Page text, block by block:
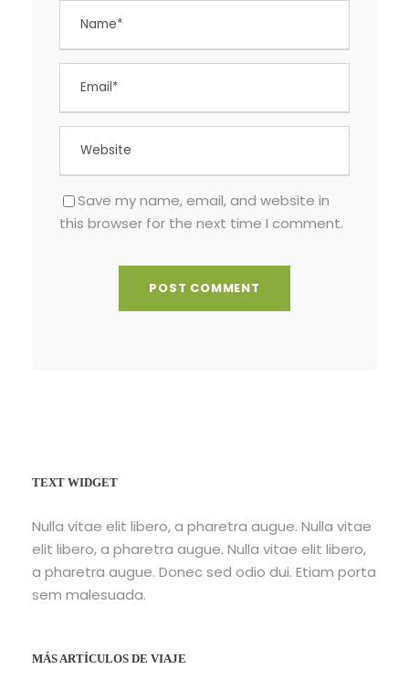
Save my name, email, and website in
this browser for the next time I comment.
TEXT WIDGET
Nulla vitae elit libero, a pharetra augue. Nulla vitae
elit libero, a pharetra augue. Nulla vitae elit libero,
a pharetra augue. Donec sed odio dui. Etiam porta
sem malesuada.
MÁS ARTÍCULOS DE VIAJE